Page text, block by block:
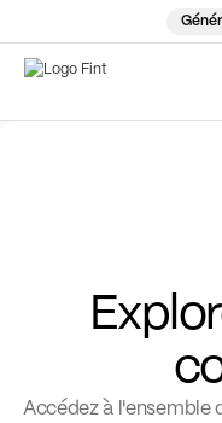
Accédez à l'ensemble